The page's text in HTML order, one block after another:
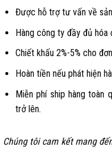
Được hỗ trợ tư vấn về
Hàng công ty đầy đủ hóa
Chiết khấu 2%-5% cho
Hoàn tiền nếu phát hiện
Miễn phí ship hàng toàn
trở lên.
Chúng tôi cam kết mang